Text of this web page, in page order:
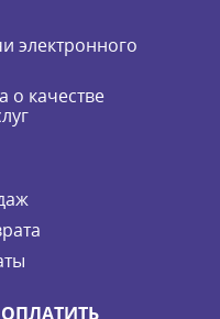
электронного
о качестве